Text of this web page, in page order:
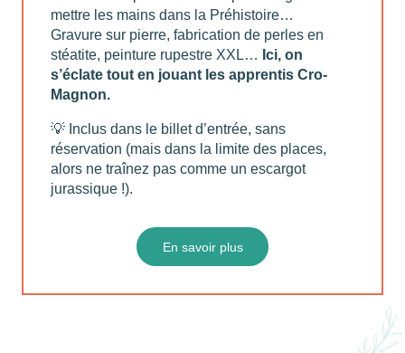
mettre les mains dans la Préhistoire…
Gravure sur pierre, fabrication de perles en
stéatite, peinture rupestre XXL… Ici, on
s’éclate tout en jouant les apprentis Cro-
Magnon.
💡 Inclus dans le billet d’entrée, sans
réservation (mais dans la limite des places,
alors ne traînez pas comme un escargot
jurassique !).
En savoir plus